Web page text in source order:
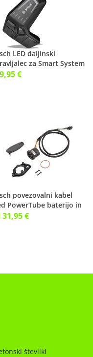
LED daljinski
za Smart System
€
povezovalni kabel
PowerTube baterijo in
€
številki